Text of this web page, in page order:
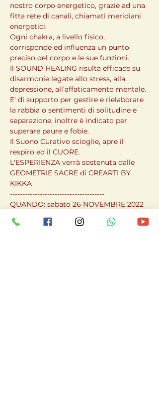
nostro corpo energetico, grazie ad una
fitta rete di canali, chiamati meridiani
energetici.
Ogni chakra, a livello fisico,
corrisponde ed influenza un punto
preciso del corpo e le sue funzioni.
Il SOUND HEALING risulta efficace su
disarmonie legate allo stress, alla
depressione, all’affaticamento mentale.
E' di supporto per gestire e rielaborare
la rabbia o sentimenti di solitudine e
separazione, inoltre è indicato per
superare paure e fobie.
Il Suono Curativo scioglie, apre il
respiro ed il CUORE.
L'ESPERIENZA verrà sostenuta dalle
GEOMETRIE SACRE di CREARTI BY
KIKKA
--------------------------------------
QUANDO: sabato 26 NOVEMBRE 2022
Evento in presenza.